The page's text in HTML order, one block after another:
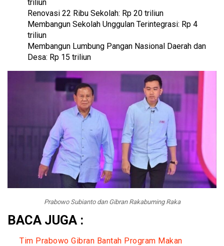
triliun
Renovasi 22 Ribu Sekolah: Rp 20 triliun
Membangun Sekolah Unggulan Terintegrasi: Rp 4
triliun
Membangun Lumbung Pangan Nasional Daerah dan
Desa: Rp 15 triliun
Prabowo Subianto dan Gibran Rakabuming Raka
BACA JUGA :
Tim Prabowo Gibran Bantah Program Makan